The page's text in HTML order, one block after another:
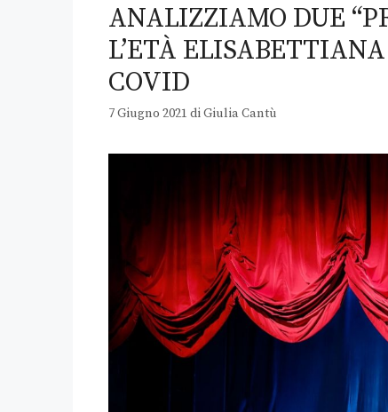
ANALIZZIAMO DUE
L’ETÀ
COVID
7 Giugno 2021 diGiulia Cantù